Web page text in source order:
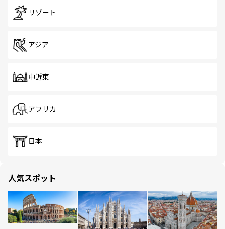
リゾート
アジア
中近東
アフリカ
日本
人気スポット